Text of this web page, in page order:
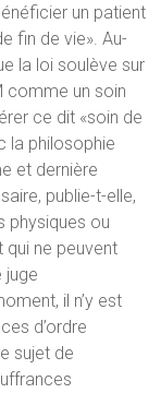
un patient
fin de vie». Au-
la loi soulève sur
comme un soin
ce dit «soin de
la philosophie
et dernière
publie-t-elle,
physiques ou
ne peuvent
juge
il n’y est
d’ordre
sujet de